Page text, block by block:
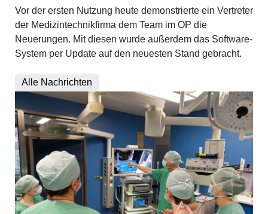
Vor der ersten Nutzung heute demonstrierte ein Vertreter
der Medizintechnikfirma dem Team im OP die
Neuerungen. Mit diesen wurde außerdem das Software-
System per Update auf den neuesten Stand gebracht.
Alle Nachrichten